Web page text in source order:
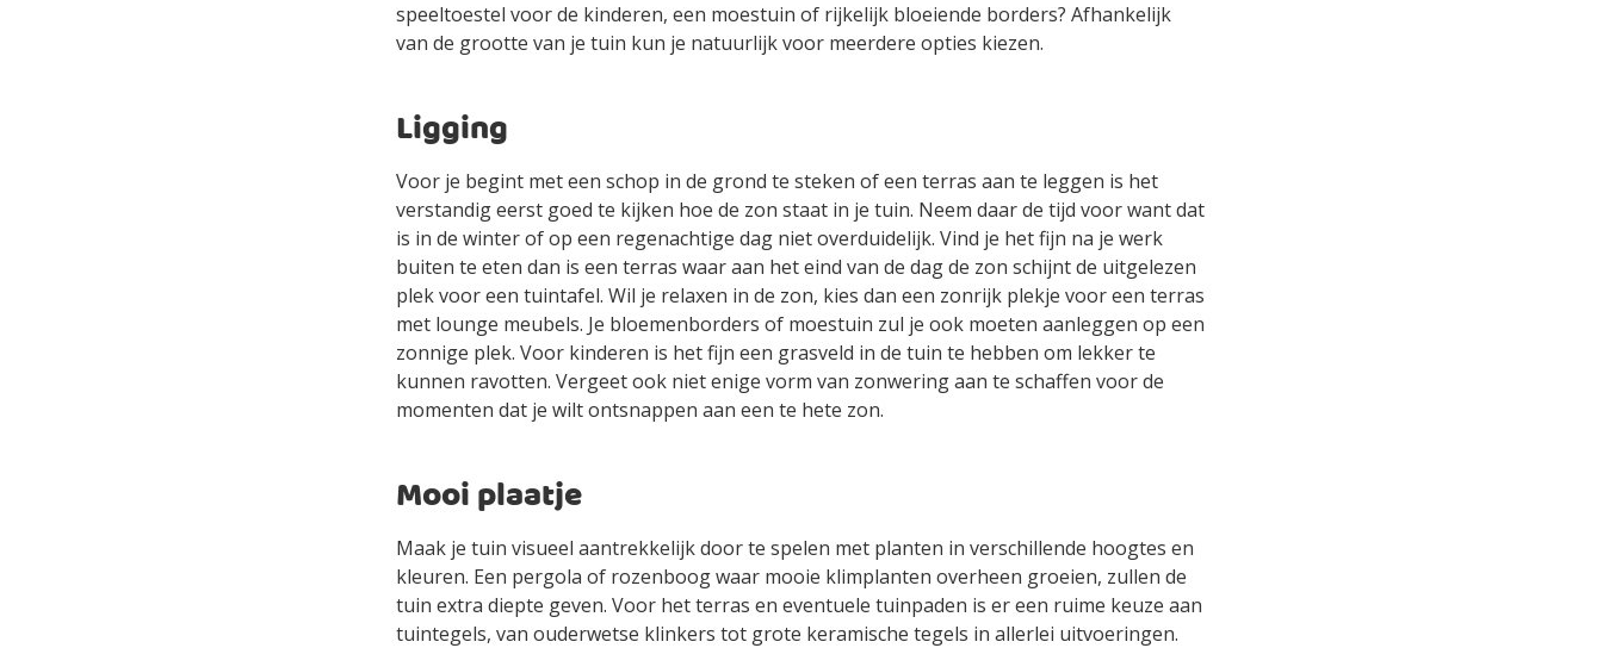
speeltoestel voor de kinderen, een moestuin of rijkelijk bloeiende borders? Afhankelijk
van de grootte van je tuin kun je natuurlijk voor meerdere opties kiezen.
Ligging
Voor je begint met een schop in de grond te steken of een terras aan te leggen is het
verstandig eerst goed te kijken hoe de zon staat in je tuin. Neem daar de tijd voor want dat
is in de winter of op een regenachtige dag niet overduidelijk. Vind je het fijn na je werk
buiten te eten dan is een terras waar aan het eind van de dag de zon schijnt de uitgelezen
plek voor een tuintafel. Wil je relaxen in de zon, kies dan een zonrijk plekje voor een terras
met lounge meubels. Je bloemenborders of moestuin zul je ook moeten aanleggen op een
zonnige plek. Voor kinderen is het fijn een grasveld in de tuin te hebben om lekker te
kunnen ravotten. Vergeet ook niet enige vorm van zonwering aan te schaffen voor de
momenten dat je wilt ontsnappen aan een te hete zon.
Mooi plaatje
Maak je tuin visueel aantrekkelijk door te spelen met planten in verschillende hoogtes en
kleuren. Een pergola of rozenboog waar mooie klimplanten overheen groeien, zullen de
tuin extra diepte geven. Voor het terras en eventuele tuinpaden is er een ruime keuze aan
tuintegels, van ouderwetse klinkers tot grote keramische tegels in allerlei uitvoeringen.